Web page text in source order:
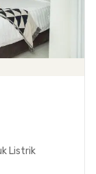
Listrik